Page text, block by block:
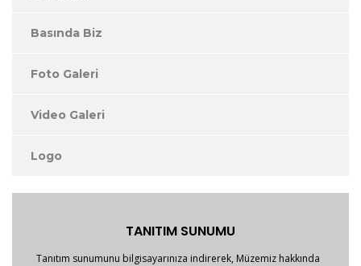
Basında Biz
Foto Galeri
Video Galeri
Logo
TANITIM SUNUMU
Tanıtım sunumunu bilgisayarınıza indirerek, Müzemiz hakkında